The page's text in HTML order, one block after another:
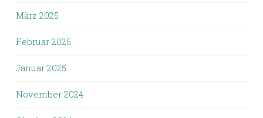
März 2025
Februar 2025
Januar 2025
November 2024